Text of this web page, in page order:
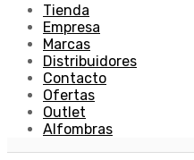
Tienda
Empresa
Marcas
Distribuidores
Contacto
Ofertas
Outlet
Alfombras